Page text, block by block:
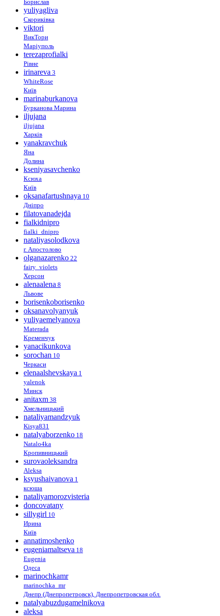
Борислав
yuliyagliva
Скориківка
viktori
ВикТори
Маріуполь
terezaprofialki
Рівне
irinareva 3
WhiteRose
Київ
marinaburkanova
Бурканова Марина
iljujana
iljujana
Харків
yanakravchuk
Яна
Долина
kseniyasavchenko
Ксюха
Київ
oksanafartushnaya 10
Дніпро
filatovanadejda
fialkidnipro
fialki_dnipro
nataliyasolodkova
г. Апостолово
olganazarenko 22
fairy_violets
Херсон
alenaalena 8
Львове
borisenkoborisenko
oksanavolyanyuk
yuliyaemelyanova
Materada
Кременчук
yanacikunkova
sorochan 10
Черкаси
elenaalshevskaya 1
yalenok
Минск
anitaxm 38
Хмельницький
nataliyamandzyuk
Kisya831
natalyaborzenko 18
Natalo4ka
Кропивницький
surovaoleksandra
Aleksa
ksyushaivanova 1
ксюша
nataliyamorozvisteria
doncovatany
sillygirl 10
Ирина
Київ
annatimoshenko
eugeniamaltseva 18
Eugenia
Одеса
marinochkamr
marinochka_mr
Днепр (Днепропетровск), Днепропетровская обл.
natalyabuzdugamelnikova
aleksa